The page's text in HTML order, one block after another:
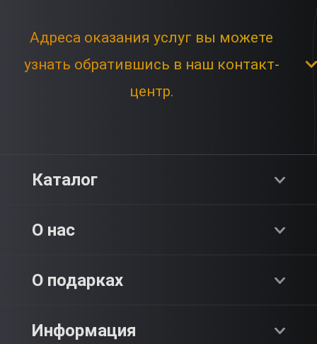
Адреса оказания услуг вы можете
узнать обратившись в наш контакт-
центр.
Каталог
О нас
О компании
О подарках
Как это работает?
Информация